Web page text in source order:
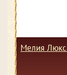
Мелия Люкс